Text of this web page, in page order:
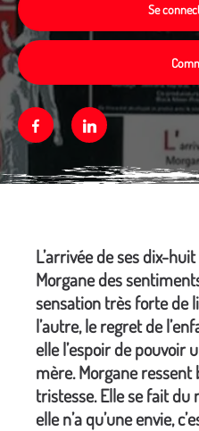
Se
FacebookLinkedin
L’arrivée de ses dix-
Morgane des
sensation très forte de
l’autre, le regret de
elle l’espoir de pouvoir
mère. Morgane
tristesse. Elle se fait
elle n’a qu’une envie,